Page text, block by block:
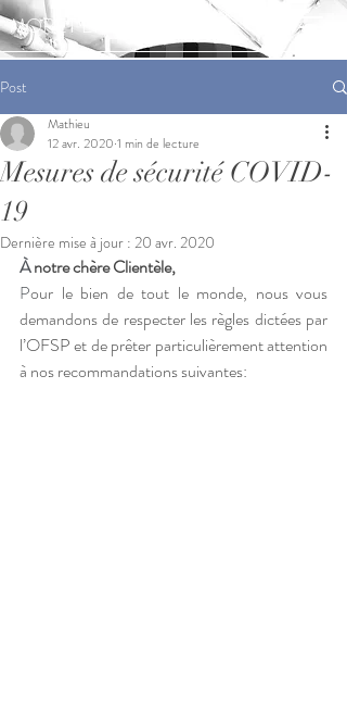
MORET EPICERIE FINE |
Post
Mesures de sécurité COVID-
19
Mathieu
12 avr. 2020 1 min de lecture
Dernière mise à jour : 20 avr. 2020
À notre chère Clientèle,
Pour le bien de tout le monde, nous vous
demandons de respecter les règles dictées par
l’OFSP et de prêter particulièrement attention
à nos recommandations suivantes: